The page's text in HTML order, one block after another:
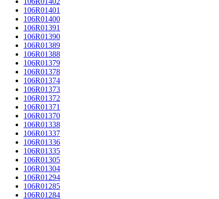
106R01401
106R01400
106R01391
106R01390
106R01389
106R01388
106R01379
106R01378
106R01374
106R01373
106R01372
106R01371
106R01370
106R01338
106R01337
106R01336
106R01335
106R01305
106R01304
106R01294
106R01285
106R01284